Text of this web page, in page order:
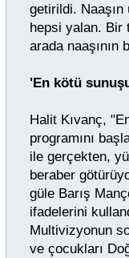
getirildi. Naaşın
hepsi yalan. Bir
arada naaşının
'En kötü
Halit Kıvanç,
programını
ile gerçekten,
beraber
güle Barış
ifadelerini
Multivizyonun
ve çocukları